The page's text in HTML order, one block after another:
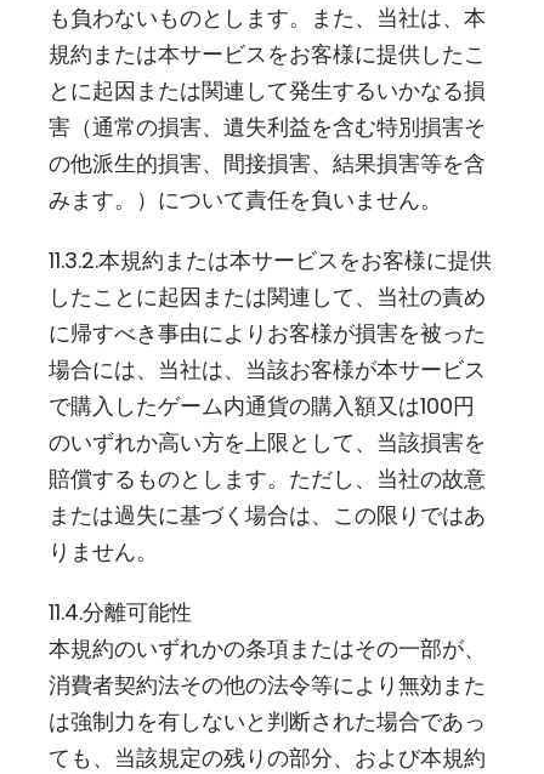
も負わないものとします。また、当社は、本
規約または本サービスをお客様に提供したこ
とに起因または関連して発生するいかなる損
害（通常の損害、遺失利益を含む特別損害そ
の他派生的損害、間接損害、結果損害等を含
みます。）について責任を負いません。
11.3.2.本規約または本サービスをお客様に提供
したことに起因または関連して、当社の責め
に帰すべき事由によりお客様が損害を被った
場合には、当社は、当該お客様が本サービス
で購入したゲーム内通貨の購入額又は100円
のいずれか高い方を上限として、当該損害を
賠償するものとします。ただし、当社の故意
または過失に基づく場合は、この限りではあ
りません。
11.4.分離可能性
本規約のいずれかの条項またはその一部が、
消費者契約法その他の法令等により無効また
は強制力を有しないと判断された場合であっ
ても、当該規定の残りの部分、および本規約